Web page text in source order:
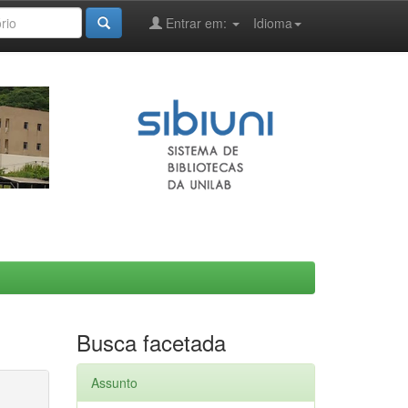
Idioma
Entrar em:
Busca facetada
Assunto